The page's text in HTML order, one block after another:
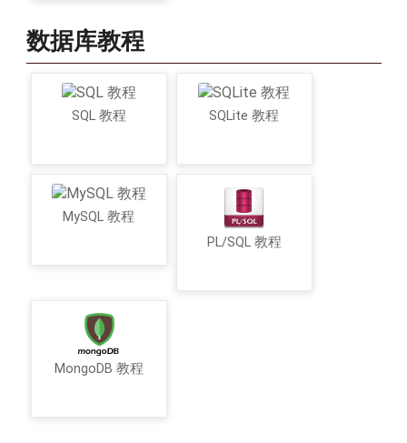
数据库教程
SQL 教程 SQLite 教程
MySQL 教程
PL/SQL 教程
MongoDB 教程